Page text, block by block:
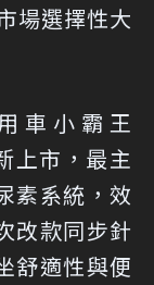
場選擇性大
車小霸王
上市，最主
素系統，效
改款同步針
舒適性與便